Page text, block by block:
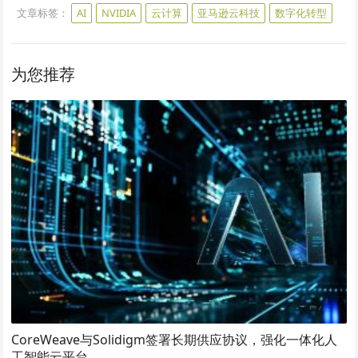
文章标签： AI NVIDIA 云计算 亚马逊云科技 数字化转型
为您推荐
CoreWeave与Solidigm签署长期供应协议，强化一体化人